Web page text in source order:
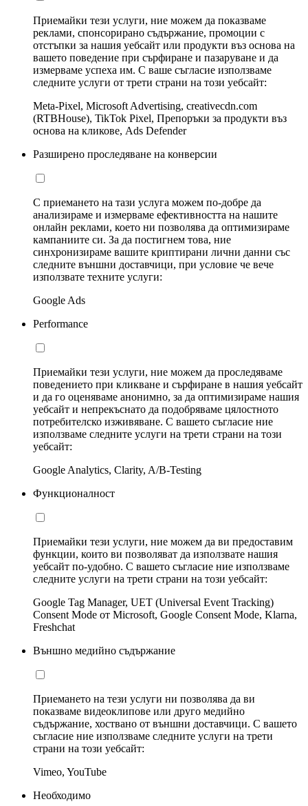
Приемайки тези услуги, ние можем да показваме
реклами, спонсорирано съдържание, промоции с
отстъпки за нашия уебсайт или продукти въз основа на
вашето поведение при сърфиране и пазаруване и да
измерваме успеха им. С ваше съгласие използваме
следните услуги от трети страни на този уебсайт:
Meta-Pixel, Microsoft Advertising, creativecdn.com
(RTBHouse), TikTok Pixel, Препоръки за продукти въз
основа на кликове, Ads Defender
Разширено проследяване на конверсии
С приемането на тази услуга можем по-добре да
анализираме и измерваме ефективността на нашите
онлайн реклами, което ни позволява да оптимизираме
кампаниите си. За да постигнем това, ние
синхронизираме вашите криптирани лични данни със
следните външни доставчици, при условие че вече
използвате техните услуги:
Google Ads
Performance
Приемайки тези услуги, ние можем да проследяваме
поведението при кликване и сърфиране в нашия уебсайт
и да го оценяваме анонимно, за да оптимизираме нашия
уебсайт и непрекъснато да подобряваме цялостното
потребителско изживяване. С вашето съгласие ние
използваме следните услуги на трети страни на този
уебсайт:
Google Analytics, Clarity, A/B-Testing
Функционалност
Приемайки тези услуги, ние можем да ви предоставим
функции, които ви позволяват да използвате нашия
уебсайт по-удобно. С вашето съгласие ние използваме
следните услуги на трети страни на този уебсайт:
Google Tag Manager, UET (Universal Event Tracking)
Consent Mode от Microsoft, Google Consent Mode, Klarna,
Freshchat
Външно медийно съдържание
Приемането на тези услуги ни позволява да ви
показваме видеоклипове или друго медийно
съдържание, хоствано от външни доставчици. С вашето
съгласие ние използваме следните услуги на трети
страни на този уебсайт:
Vimeo, YouTube
Необходимо